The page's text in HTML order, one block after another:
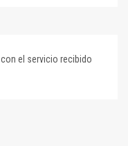
con el servicio recibido